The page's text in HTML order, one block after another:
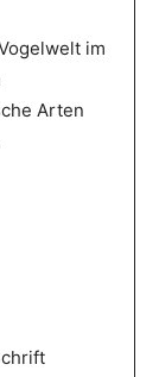
im
Arten